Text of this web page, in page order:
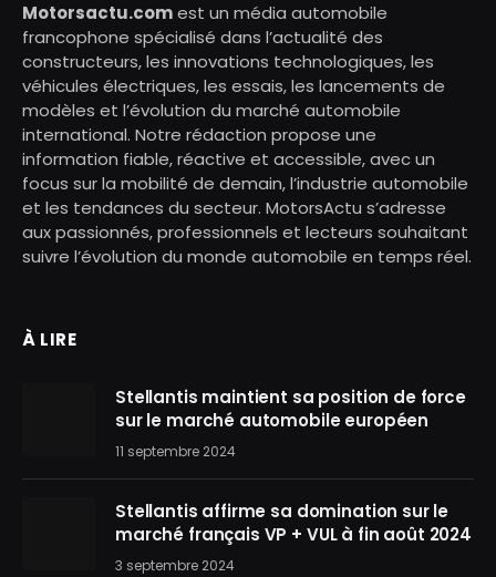
Motorsactu.comest un média automobile
francophone spécialisé dans l’actualité des
constructeurs, les innovations technologiques, les
véhicules électriques, les essais, les lancements de
modèles et l’évolution du marché automobile
international. Notre rédaction propose une
information fiable, réactive et accessible, avec un
focus sur la mobilité de demain, l’industrie automobile
et les tendances du secteur. MotorsActu s’adresse
aux passionnés, professionnels et lecteurs souhaitant
suivre l’évolution du monde automobile en temps réel.
À LIRE
Stellantis maintient sa position de force
sur le marché automobile européen
11 septembre 2024
Stellantis affirme sa domination sur le
marché français VP + VUL à fin août 2024
3 septembre 2024